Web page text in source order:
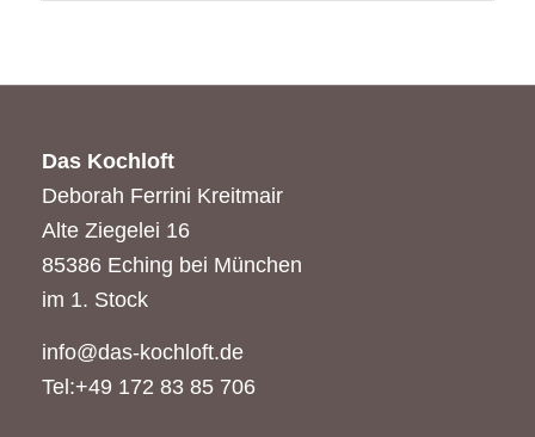
Das Kochloft
Deborah Ferrini Kreitmair
Alte Ziegelei 16
85386 Eching bei München
im 1. Stock
info@das-kochloft.de
Tel:+49 172 83 85 706